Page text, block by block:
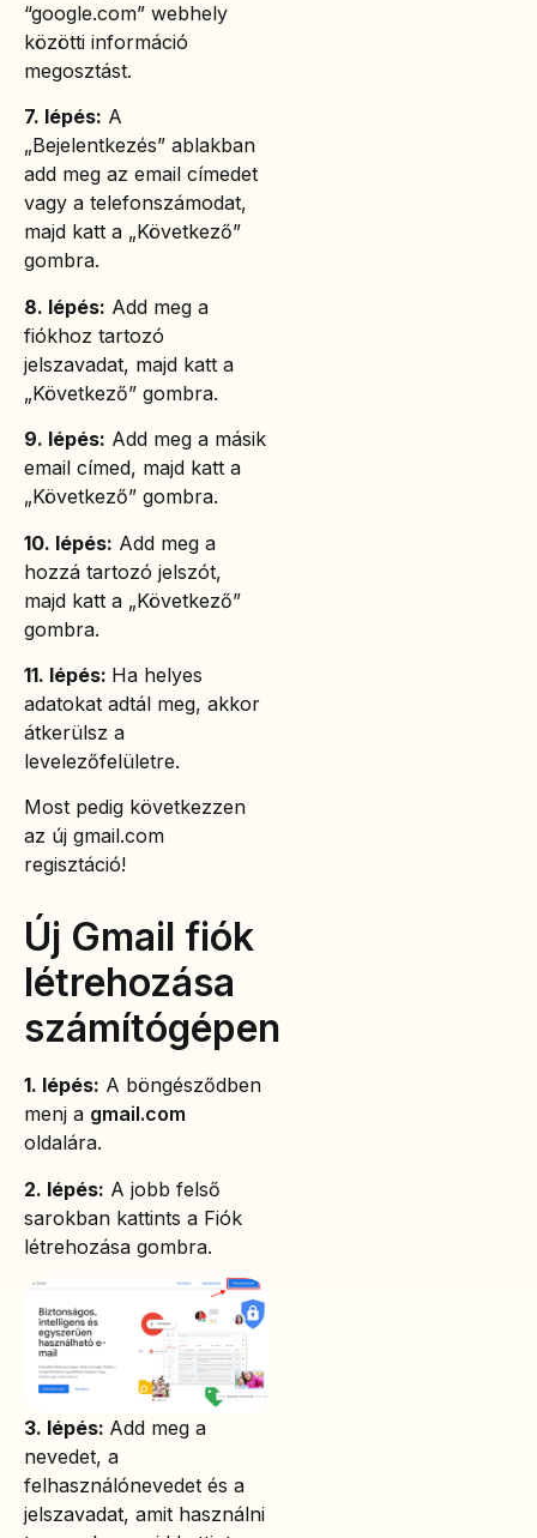
“google.com” webhely
közötti információ
megosztást.
7. lépés: A
„Bejelentkezés” ablakban
add meg az email címedet
vagy a telefonszámodat,
majd katt a „Következő”
gombra.
8. lépés: Add meg a
fiókhoz tartozó
jelszavadat, majd katt a
„Következő” gombra.
9. lépés: Add meg a másik
email címed, majd katt a
„Következő” gombra.
10. lépés: Add meg a
hozzá tartozó jelszót,
majd katt a „Következő”
gombra.
11. lépés: Ha helyes
adatokat adtál meg, akkor
átkerülsz a
levelezőfelületre.
Most pedig következzen
az új gmail.com
regisztáció!
Új Gmail fiók
létrehozása
számítógépen
1. lépés: A böngésződben
menj a gmail.com
oldalára.
2. lépés: A jobb felső
sarokban kattints a Fiók
létrehozása gombra.
3. lépés: Add meg a
nevedet, a
felhasználónevedet és a
jelszavadat, amit használni